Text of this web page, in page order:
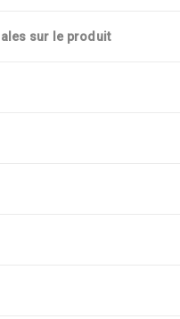
sur le produit